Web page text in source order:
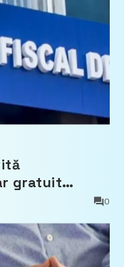
gratuit
bunurile
0